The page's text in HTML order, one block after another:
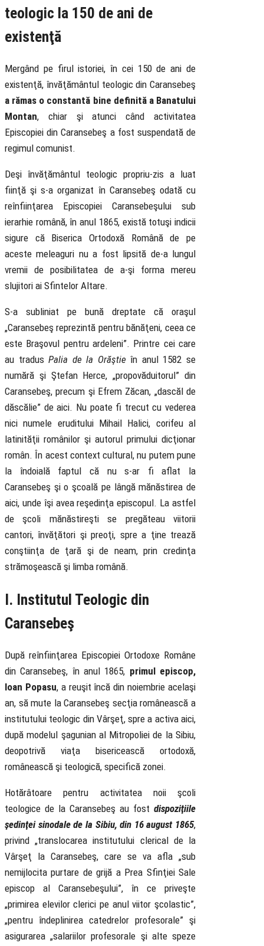
teologic la 150 de ani de
existenţă
Mergând pe firul istoriei, în cei 150 de ani de
existenţă, învăţământul teologic din Caransebeş
a rămas o constantă bine definită a Banatului
Montan, chiar şi atunci când activitatea
Episcopiei din Caransebeş a fost suspendată de
regimul comunist.
Deşi învăţământul teologic propriu-zis a luat
fiinţă şi s-a organizat în Caransebeş odată cu
reînfiinţarea Episcopiei Caransebeşului sub
ierarhie română, în anul 1865, există totuşi indicii
sigure că Biserica Ortodoxă Română de pe
aceste meleaguri nu a fost lipsită de-a lungul
vremii de posibilitatea de a-şi forma mereu
slujitori ai Sfintelor Altare.
S-a subliniat pe bună dreptate că oraşul
„Caransebeş reprezintă pentru bănăţeni, ceea ce
este Braşovul pentru ardeleni”. Printre cei care
au tradusPalia de la Orăştie în anul 1582 se
numără şi Ştefan Herce, „propovăduitorul” din
Caransebeş, precum şi Efrem Zăcan, „dascăl de
dăscălie” de aici. Nu poate fi trecut cu vederea
nici numele eruditului Mihail Halici, corifeu al
latinităţii românilor şi autorul primului dicţionar
român. În acest context cultural, nu putem pune
la îndoială faptul că nu s-ar fi aflat la
Caransebeş şi o şcoală pe lângă mănăstirea de
aici, unde îşi avea reşedinţa episcopul. La astfel
de şcoli mănăstireşti se pregăteau viitorii
cantori, învăţători şi preoţi, spre a ţine trează
conştiinţa de ţară şi de neam, prin credinţa
strămoşească şi limba română.
I. Institutul Teologic din
Caransebeş
După reînfiinţarea Episcopiei Ortodoxe Române
din Caransebeş, în anul 1865, primul episcop,
Ioan Popasu, a reuşit încă din noiembrie acelaşi
an, să mute la Caransebeş secţia românească a
institutului teologic din Vârşeţ, spre a activa aici,
după modelul şagunian al Mitropoliei de la Sibiu,
deopotrivă viaţa bisericească ortodoxă,
românească şi teologică, specifică zonei.
Hotărâtoare pentru activitatea noii şcoli
teologice de la Caransebeş au fost dispoziţiile
şedinţei sinodale de la Sibiu, din 16 august 1865,
privind „translocarea institutului clerical de la
Vârşeţ la Caransebeş, care se va afla „sub
nemijlocita purtare de grijă a Prea Sfinţiei Sale
episcop al Caransebeşului”, în ce priveşte
„primirea elevilor clerici pe anul viitor şcolastic”,
„pentru îndeplinirea catedrelor profesorale” şi
asigurarea „salariilor profesorale şi alte speze